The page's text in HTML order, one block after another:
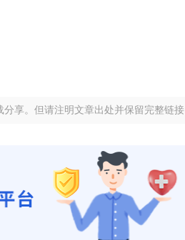
享。但请注明文章出处并保留完整链接